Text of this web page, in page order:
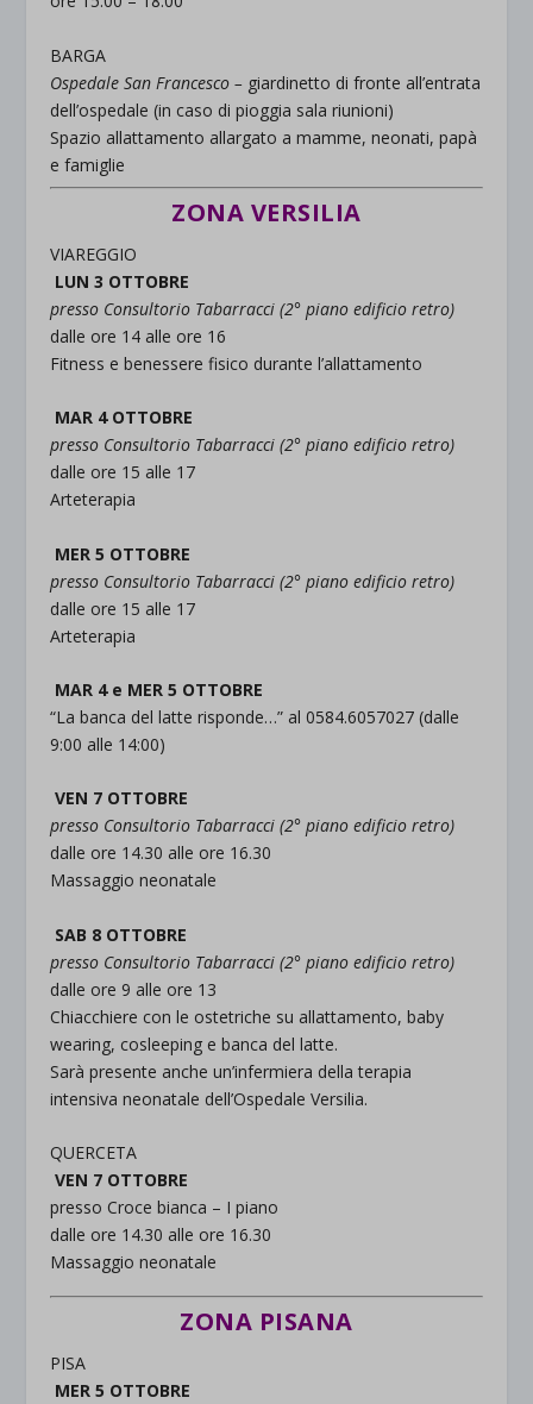
BARGA
Ospedale San Francesco – giardinetto di fronte all’entrata
dell’ospedale (in caso di pioggia sala riunioni)
Spazio allattamento allargato a mamme, neonati, papà
e famiglie
ZONA VERSILIA
VIAREGGIO
LUN 3 OTTOBRE
presso Consultorio Tabarracci (2° piano edificio retro)
dalle ore 14 alle ore 16
Fitness e benessere fisico durante l’allattamento
MAR 4 OTTOBRE
presso Consultorio Tabarracci (2° piano edificio retro)
dalle ore 15 alle 17
Arteterapia
MER 5 OTTOBRE
presso Consultorio Tabarracci (2° piano edificio retro)
dalle ore 15 alle 17
Arteterapia
MAR 4 e MER 5 OTTOBRE
“La banca del latte risponde…” al 0584.6057027 (dalle
9:00 alle 14:00)
VEN 7 OTTOBRE
presso Consultorio Tabarracci (2° piano edificio retro)
dalle ore 14.30 alle ore 16.30
Massaggio neonatale
SAB 8 OTTOBRE
presso Consultorio Tabarracci (2° piano edificio retro)
dalle ore 9 alle ore 13
Chiacchiere con le ostetriche su allattamento, baby
wearing, cosleeping e banca del latte.
Sarà presente anche un’infermiera della terapia
intensiva neonatale dell’Ospedale Versilia.
QUERCETA
VEN 7 OTTOBRE
presso Croce bianca – I piano
dalle ore 14.30 alle ore 16.30
Massaggio neonatale
ZONA PISANA
PISA
MER 5 OTTOBRE